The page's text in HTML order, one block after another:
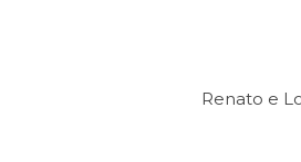
Renato e